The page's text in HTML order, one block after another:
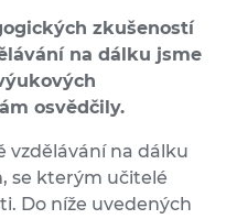
zkušeností
na dálku jsme
osvědčily.
vzdělávání na dálku
se kterým učitelé
Do níže uvedených